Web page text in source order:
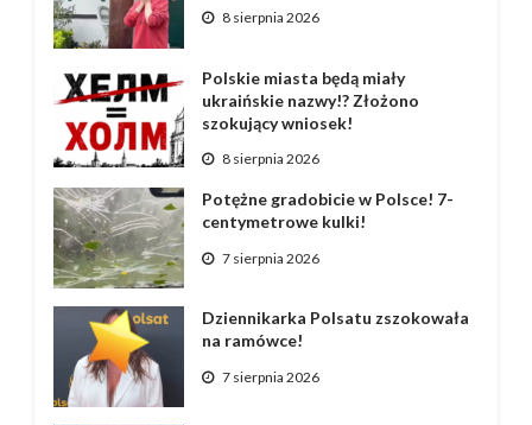
8 sierpnia 2026
Polskie miasta będą miały
ukraińskie nazwy!? Złożono
szokujący wniosek!
8 sierpnia 2026
Potężne gradobicie w Polsce! 7-
centymetrowe kulki!
7 sierpnia 2026
Dziennikarka Polsatu zszokowała
na ramówce!
7 sierpnia 2026